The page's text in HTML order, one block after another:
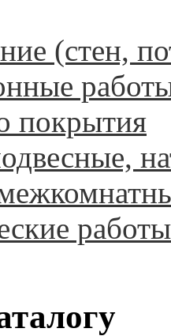
(стен,
покрытия
работы